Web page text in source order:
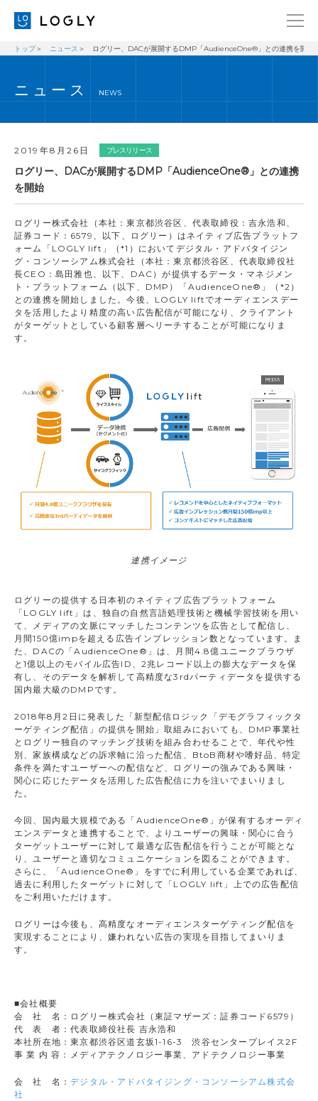
経営理念
ブログ
事業内容
採用情報
IR
お問い合わせ
トップ ニュース ログリー、DACが展開するDMP「AudienceOne®」との連携を開始
ニュース NEWS
2019年8月26日 プレスリリース
ログリー、DACが展開するDMP「AudienceOne®」との連携
を開始
ログリー株式会社（本社：東京都渋谷区、代表取締役：吉永浩和、
証券コード：6579、以下、ログリー）はネイティブ広告プラットフ
ォーム「LOGLY lift」（*1）においてデジタル・アドバタイジン
グ・コンソーシアム株式会社（本社：東京都渋谷区、代表取締役社
長CEO：島田雅也、以下、DAC）が提供するデータ・マネジメン
ト・プラットフォーム（以下、DMP）「AudienceOne®」（*2）
との連携を開始しました。今後、LOGLY liftでオーディエンスデー
タを活用したより精度の高い広告配信が可能になり、クライアント
がターゲットとしている顧客層へリーチすることが可能になりま
す。
連携イメージ
ログリーの提供する日本初のネイティブ広告プラットフォーム
「LOGLY lift」は、独自の自然言語処理技術と機械学習技術を用い
て、メディアの文脈にマッチしたコンテンツを広告として配信し、
月間150億impを超える広告インプレッション数となっています。ま
た、DACの「AudienceOne®」は、月間4.8億ユニークブラウザ
と1億以上のモバイル広告ID、2兆レコード以上の膨大なデータを保
有し、そのデータを解析して高精度な3rdパーティデータを提供する
国内最大級のDMPです。
2018年8月2日に発表した「新型配信ロジック「デモグラフィックタ
ーゲティング配信」の提供を開始」取組みにおいても、DMP事業社
とログリー独自のマッチング技術を組み合わせることで、年代や性
別、家族構成などの訴求軸に沿った配信、BtoB商材や嗜好品、特定
条件を満たすユーザーへの配信など、ログリーの強みである興味・
関心に応じたデータを活用した広告配信に力を注いでまいりまし
た。
今回、国内最大規模である「AudienceOne®」が保有するオーディ
エンスデータと連携することで、よりユーザーの興味・関心に合う
ターゲットユーザーに対して最適な広告配信を行うことが可能とな
り、ユーザーと適切なコミュニケーションを図ることができます。
さらに、「AudienceOne®」をすでに利用している企業であれば、
過去に利用したターゲットに対して「LOGLY lift」上での広告配信
をご利用いただけます。
ログリーは今後も、高精度なオーディエンスターゲティング配信を
実現することにより、嫌われない広告の実現を目指してまいりま
す。
■会社概要
会 社 名：ログリー株式会社（東証マザーズ：証券コード6579）
代 表 者：代表取締役社長 吉永浩和
本社所在地：東京都渋谷区道玄坂1-16-3 渋谷センタープレイス2F
事 業 内 容：メディアテクノロジー事業、アドテクノロジー事業
会 社 名：デジタル・アドバタイジング・コンソーシアム株式会
社